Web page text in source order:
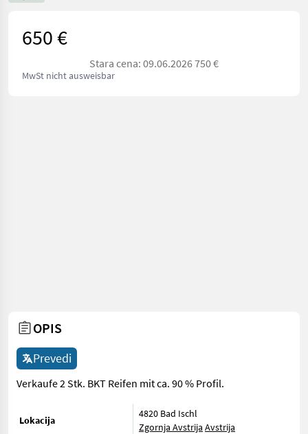
650 €
Stara cena: 09.06.2026 750 €
MwSt nicht ausweisbar
OPIS
Prevedi
Verkaufe 2 Stk. BKT Reifen mit ca. 90 % Profil.
Lokacija
4820 Bad Ischl
Zgornja Avstrija Avstrija